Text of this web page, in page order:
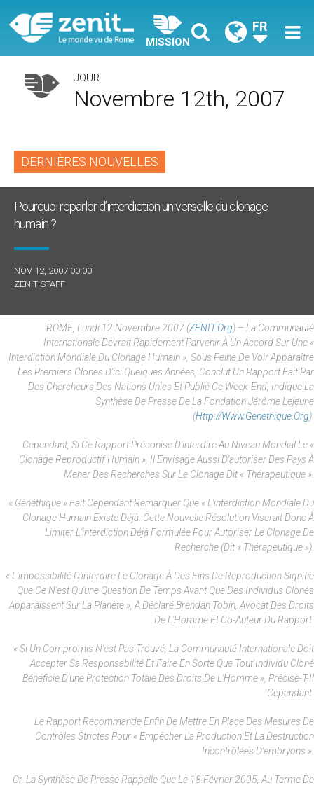
MISSION
FR
JOUR
Novembre 12th, 2007
DERNIÈRES NOUVELLES
Pourquoi reparler d’interdiction universelle du clonage
humain ?
NOV 12, 2007 00:00
ZENIT STAFF
ROME, Lundi 12 Novembre 2007 (ZENIT.org) – La Communauté
Internationale Devrait Rapidement Parvenir À Un Accord Sur Une «
Interdiction Mondiale Du Clonage Humain », Sous Peine De Voir Apparaître
Les Premiers Clones D'ici Quelques Années, Conclut Un Rapport Fait Par
Des Chercheurs Des Nations Unies Et Publié Ce Week-End, Indique La
Synthèse De Presse De La Fondation Jérôme Lejeune
(Http://www.genethique.org).
Cependant, Si Ce Rapport Préconise D'interdire Au Niveau Mondial Le «
Clonage Reproductif Humain », Il Envisage Aussi D'autoriser Des Pays À
Mener Des Recherches Sur Le Clonage Dit « Thérapeutique ».
« Gènéthique » Fait Cependant Remarquer Que « L'interdiction Mondiale Du
Clonage Humain Existe Déjà. Cette Nouvelle Résolution Viserait Donc À
Limiter L'interdiction Déjà Formulée Pour Autoriser Le Clonage De
Recherche (dit « Thérapeutique »).
« L'impossibilité D'interdire Le Clonage À Des Fins De Reproduction Signifie
Que Ce N'est Qu'une Question De Temps Avant Que Des Individus Clonés
Apparaissent Sur La Planète », A Déclaré Brendan Tobin, Avocat Des Droits
De L'Homme Et Co-Auteur Du Rapport.
« Si Un Compromis N'est Pas Trouvé, La Communauté Internationale Doit
Accepter Sa Responsabilité Et Faire En Sorte Que Tout Individu Cloné
Bénéficie D'une Protection Totale Des Droits De L'Homme », Précise-T-Il
Cependant.
Le Rapport Recommande Enfin De Mettre En Place Des Mesures De
Contrôles Strictes Pour « Empêcher La Production Et La Destruction
Incontrôlées D'embryons ».
Or, La Synthèse De Presse Rappelle Que Le 18 Février 2005, Au Terme De